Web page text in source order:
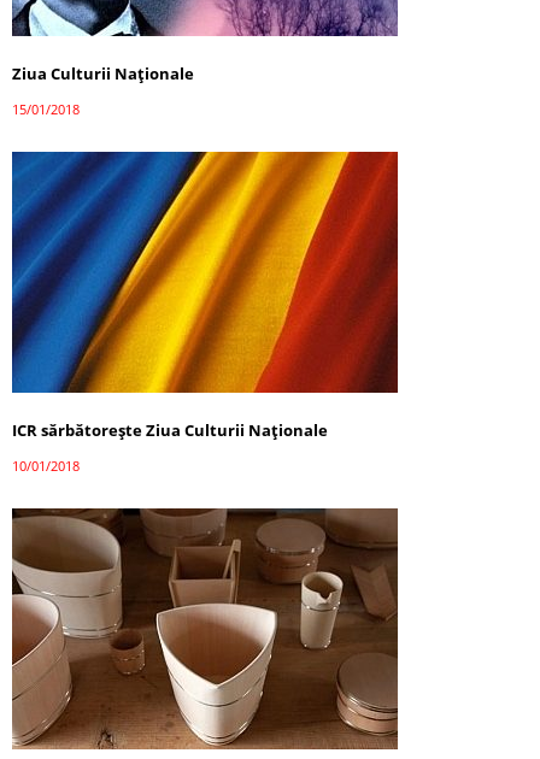
Ziua Culturii Naționale
15/01/2018
ICR sărbătoreşte Ziua Culturii Naţionale
10/01/2018